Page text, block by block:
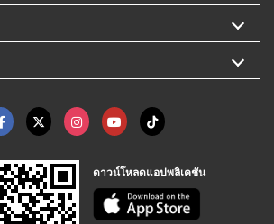
ดาวน์โหลดแอปพลิเคชัน